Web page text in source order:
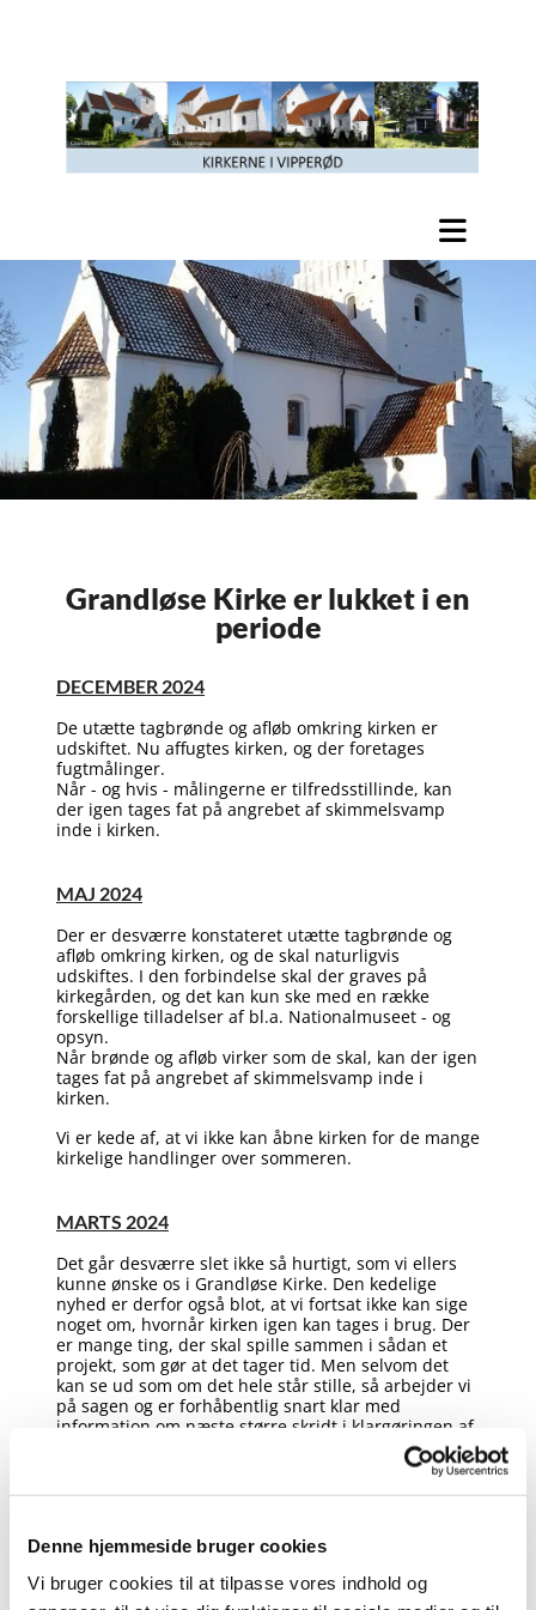
Denne hjemmeside bruger cookies
Vi bruger cookies til at tilpasse vores indhold og
Grandløse Kirke er lukket i en
periode
DECEMBER 2024
De utætte tagbrønde og afløb omkring kirken er
udskiftet. Nu affugtes kirken, og der foretages
fugtmålinger.
Når - og hvis - målingerne er tilfredsstillinde, kan
der igen tages fat på angrebet af skimmelsvamp
inde i kirken.
MAJ 2024
Der er desværre konstateret utætte tagbrønde og
afløb omkring kirken, og de skal naturligvis
udskiftes. I den forbindelse skal der graves på
kirkegården, og det kan kun ske med en række
forskellige tilladelser af bl.a. Nationalmuseet - og
opsyn.
Når brønde og afløb virker som de skal, kan der igen
tages fat på angrebet af skimmelsvamp inde i
kirken.
Vi er kede af, at vi ikke kan åbne kirken for de mange
kirkelige handlinger over sommeren.
MARTS 2024
Det går desværre slet ikke så hurtigt, som vi ellers
kunne ønske os i Grandløse Kirke. Den kedelige
nyhed er derfor også blot, at vi fortsat ikke kan sige
noget om, hvornår kirken igen kan tages i brug. Der
er mange ting, der skal spille sammen i sådan et
projekt, som gør at det tager tid. Men selvom det
kan se ud som om det hele står stille, så arbejder vi
på sagen og er forhåbentlig snart klar med
information om næste større skridt i klargøringen af
fra Grandløse Kirke – og indtil for nylig troede vi på,
at vi kunne holde Allehelgen i kirken på søndag –
men skimmelsvamp er ikke let at have med at gøre